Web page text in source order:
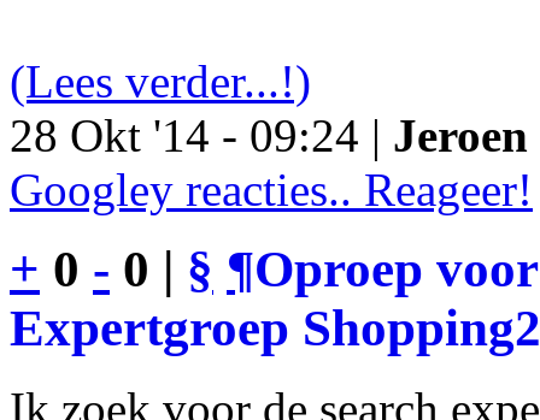
(Lees verder...!)
28 Okt '14 - 09:24 |
Googley reacties.. Reageer!
+ 0 - 0 | § ¶Oproep
Expertgroep
Ik zoek voor de search